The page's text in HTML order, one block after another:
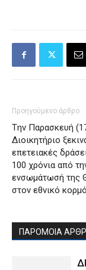
Προηγούμενο άρθρο
Tην Παρασκευή
Διοικητήριο
επετειακές
100 χρόνια από
ενσωμάτωσή της
στον εθνικό κορμό
ΠΑΡΟΜΟΙΑ